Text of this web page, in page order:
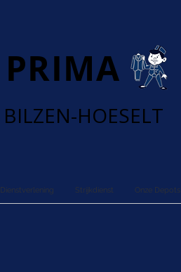
PRIMA
BILZEN-HOESELT
Dienstverlening Strijkdienst Onze Depots